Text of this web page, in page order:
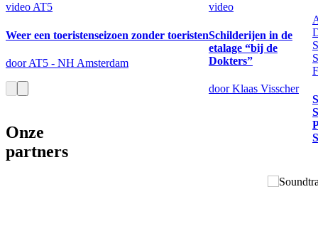
video AT5
Weer een toeristenseizoen zonder toeristen
door AT5 - NH Amsterdam
video
Schilderijen in de
etalage “bij de
Dokters”
door Klaas Visscher
Onze
partners